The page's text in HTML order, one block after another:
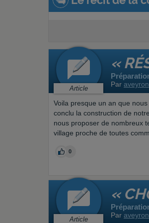
Article
«
Par
Voila presque un an que
conclu la construction de
nous proposer de nombreux
village proche de toutes
0
Article
«
Par